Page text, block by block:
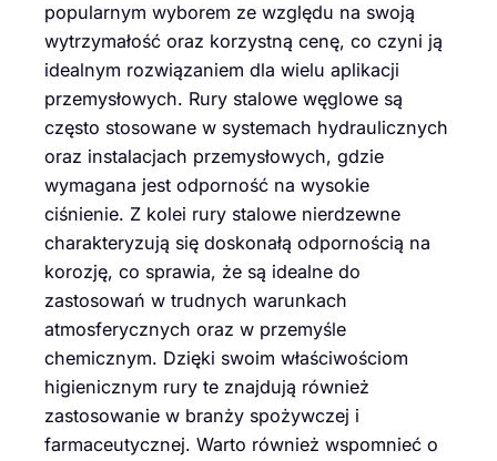
popularnym wyborem ze względu na swoją
wytrzymałość oraz korzystną cenę, co czyni ją
idealnym rozwiązaniem dla wielu aplikacji
przemysłowych. Rury stalowe węglowe są
często stosowane w systemach hydraulicznych
oraz instalacjach przemysłowych, gdzie
wymagana jest odporność na wysokie
ciśnienie. Z kolei rury stalowe nierdzewne
charakteryzują się doskonałą odpornością na
korozję, co sprawia, że są idealne do
zastosowań w trudnych warunkach
atmosferycznych oraz w przemyśle
chemicznym. Dzięki swoim właściwościom
higienicznym rury te znajdują również
zastosowanie w branży spożywczej i
farmaceutycznej. Warto również wspomnieć o